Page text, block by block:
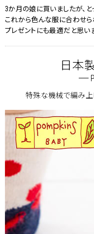
3か月の娘に買いましたが、と
これから色んな服に合わせ
プレゼントにも最適だと思い
日本製
特殊な機械で編み上